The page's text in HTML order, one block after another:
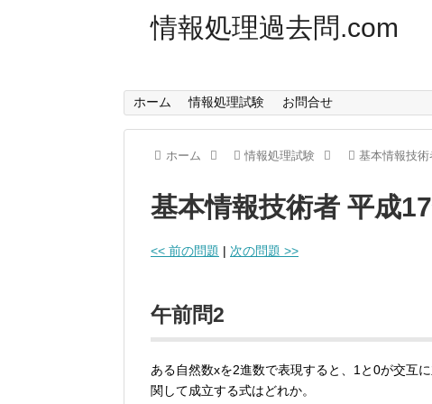
情報処理過去問.com
ホーム 情報処理試験 お問合せ
ホーム 情報処理試験 基本情報技術
基本情報技術者 平成
<< 前の問題 | 次の問題 >>
午前問2
ある自然数xを2進数で表現すると、1と0が交互
関して成立する式はどれか。